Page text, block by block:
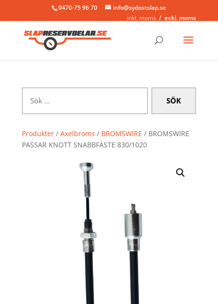
0470-75 96 70
info@sydostslap.se
inkl. moms
exkl. moms
efter:
Produkter/ Axelbroms / BROMSWIRE / BROMSWIRE
PASSAR KNOTT SNABBFÄSTE 830/1020